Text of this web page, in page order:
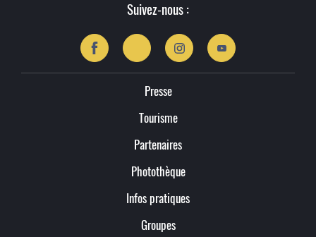
Suivez-nous :
Presse
Tourisme
Partenaires
Photothèque
Infos pratiques
Groupes